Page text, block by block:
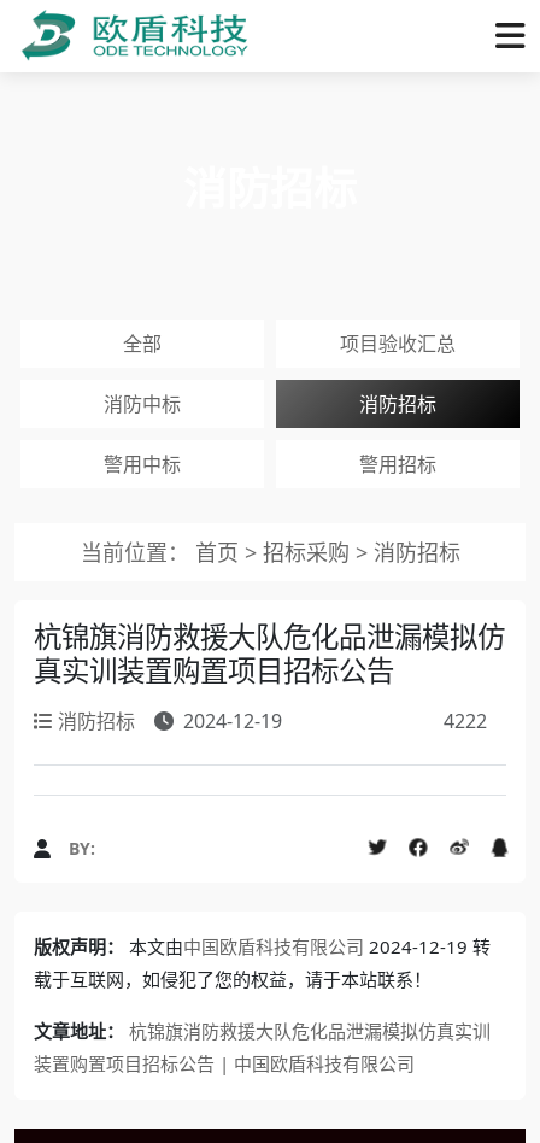
全部 项目验收汇总
消防中标 消防招标
警用中标 警用招标
当前位置： 首页 > 招标采购 > 消防招标
杭锦旗消防救援大队危化品泄漏模拟仿
真实训装置购置项目招标公告
消防招标 2024-12-19 4222
BY:
版权声明： 本文由中国欧盾科技有限公司 2024-12-19 转
载于互联网，如侵犯了您的权益，请于本站联系！
文章地址：
杭锦旗消防救援大队危化品泄漏模拟仿真实训
装置购置项目招标公告 | 中国欧盾科技有限公司